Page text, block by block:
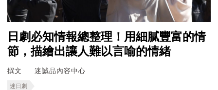
日劇必知情報總整理！用細膩豐富的情
節，描繪出讓人難以言喻的情緒
撰文 迷誠品內容中心
迷日劇